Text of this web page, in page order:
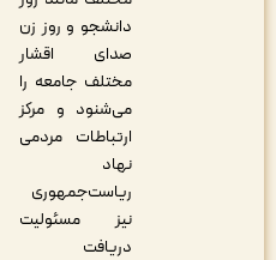
دانشجو و روز زن
صدای اقشار
مختلف جامعه را
می‌شنود و مرکز
ارتباطات مردمی
ریاست‌جمهوری
نیز مسئولیت